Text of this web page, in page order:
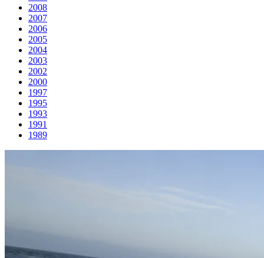
2008
2007
2006
2005
2004
2003
2002
2000
1997
1995
1993
1991
1989